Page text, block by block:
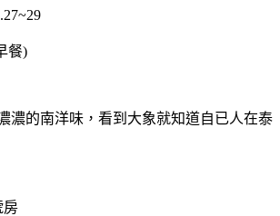
餐)
濃的南洋味，看到大象就知道自已人在泰
房